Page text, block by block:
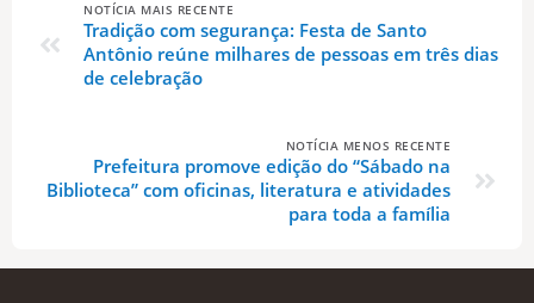
NOTÍCIA MAIS RECENTE
Tradição com segurança: Festa de Santo
Antônio reúne milhares de pessoas em três dias
de celebração
NOTÍCIA MENOS RECENTE
Prefeitura promove edição do “Sábado na
Biblioteca” com oficinas, literatura e atividades
para toda a família